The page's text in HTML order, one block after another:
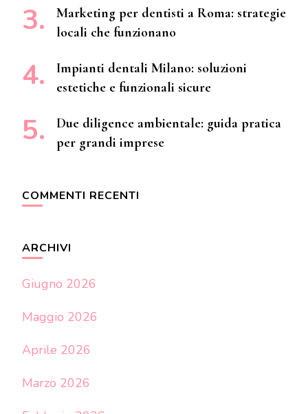
Marketing per dentisti a Roma: strategie
locali che funzionano
Impianti dentali Milano: soluzioni
estetiche e funzionali sicure
Due diligence ambientale: guida pratica
per grandi imprese
COMMENTI RECENTI
ARCHIVI
Giugno 2026
Maggio 2026
Aprile 2026
Marzo 2026